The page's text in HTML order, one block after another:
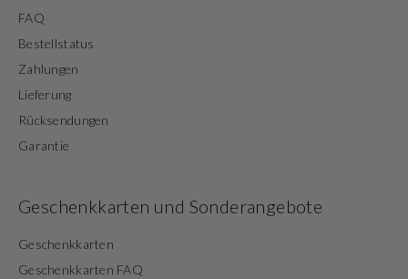
FAQ
Bestellstatus
Zahlungen
Lieferung
Rücksendungen
Garantie
Geschenkkarten und Sonderangebote
Geschenkkarten
Geschenkkarten FAQ